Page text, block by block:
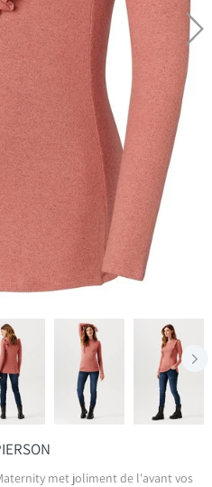
met joliment de l'avant vos